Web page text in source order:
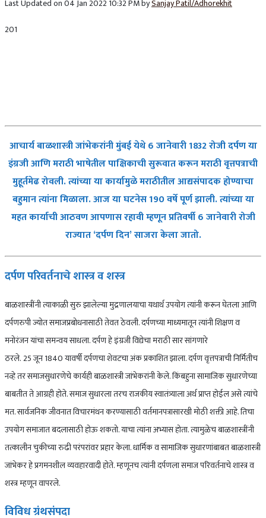
Last Updated on 04 Jan 2022 10:32 PM bySanjay Patil/Adhorekhit
201
आचार्य बाळशास्त्री जांभेकरांनी मुंबई येथे6जानेवारी1832रोजी दर्पण या
इंग्रजी आणि मराठी भाषेतील पाक्षिकाची सुरूवात करून मराठी वृत्तपत्राची
मुहूर्तमेढ रोवली. त्यांच्या या कार्यामुळे मराठीतील आद्यसंपादक होण्याचा
बहुमान त्यांना मिळाला. आज या घटनेस 190 वर्षे पूर्ण झाली. त्यांच्या या
महत कार्याची आठवण आपणास रहावी म्हणून प्रतिवर्षी 6 जानेवारी रोजी
राज्यात ‘दर्पण दिन’ साजरा केला जातो.
दर्पण परिवर्तनाचे शास्त्र व शस्त्र
बाळशास्त्रींनी त्याकाळी सुरु झालेल्या मुद्रणालयाचा यथार्थ उपयोग त्यांनी करून घेतला आणि
दर्पणरुपी ज्योत समाजप्रबोधनासाठी तेवत ठेवली. दर्पणच्या माध्यमातून त्यांनी शिक्षण व
मनोरंजन यांचा समन्वय साधला. दर्पण हे इंग्रजी विद्येचा मराठी सार सांगणारे
ठरले. 25 जून 1840 यावर्षी दर्पणचा शेवटचा अंक प्रकाशित झाला. दर्पण वृत्तपत्राची निर्मितीच
नव्हे तर समाजसुधारणेचे कार्यही बाळशास्त्री जांभेकरांनी केले. किंबहुना सामाजिक सुधारणेच्या
बाबतीत ते आग्रही होते. समाज सुधारला तरच राजकीय स्वातंत्र्याला अर्थ प्राप्त होईल असे त्यांचे
मत. सार्वजनिक जीवनात विचारमंथन करण्यासाठी वर्तमानपत्रासारखी मोठी शक्ती आहे. तिचा
उपयोग समाजात बदलासाठी होऊ शकतो. याचा त्यांना अभ्यास होता. त्यामुळेच बाळशास्त्रींनी
तत्कालीन चुकीच्या रुढी परंपरांवर प्रहार केला. धार्मिक व सामाजिक सुधारणांबाबत बाळशास्त्री
जांभेकर हे प्रगमनशील व्यवहारवादी होते. म्हणूनच त्यांनी दर्पणला समाज परिवर्तनाचे शास्त्र व
शस्त्र म्हणून वापरले.
विविध ग्रंथसंपदा